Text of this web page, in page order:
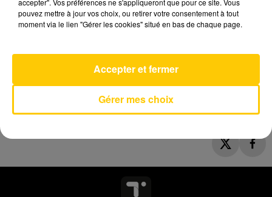
LOREEN
AVEYRON NORD
pouvez mettre à jour vos choix, ou retirer votre consentement à tout
moment via le lien "Gérer les cookies" situé en bas de chaque page.
Gérer mes choix
Accepter et fermer